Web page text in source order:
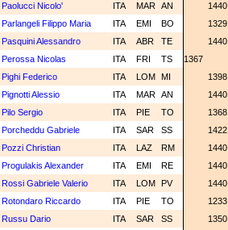
Paolucci Nicolo' ITA MAR AN 1440
Parlangeli Filippo Maria ITA EMI BO 1329
Pasquini Alessandro ITA ABR TE 1440
Perossa Nicolas ITA FRI TS 1367
Pighi Federico ITA LOM MI 1398
Pignotti Alessio ITA MAR AN 1440
Pilo Sergio ITA PIE TO 1368
Porcheddu Gabriele ITA SAR SS 1422
Pozzi Christian ITA LAZ RM 1440
Progulakis Alexander ITA EMI RE 1440
Rossi Gabriele Valerio ITA LOM PV 1440
Rotondaro Riccardo ITA PIE TO 1233
Russu Dario ITA SAR SS 1350